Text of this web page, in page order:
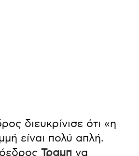
διευκρίνισε ότι «η
είναι πολύ απλή.
Τραμπ να